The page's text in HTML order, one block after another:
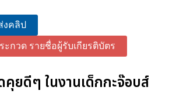
งคลิป
ะกวด รายชื่อผู้รับเกียรติบัตร
ยดีๆ ในงานเด็กกะจ๊อบส์